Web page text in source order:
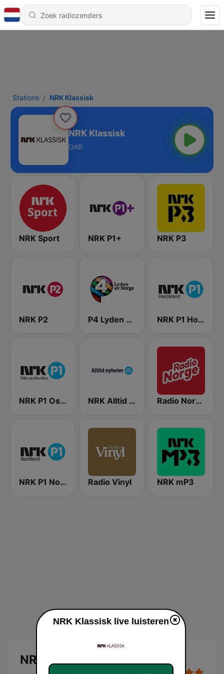
Stations NRK Klassisk
NRK Klassisk
DAB
NRK Sport NRK P1+ NRK P3
NRK P2 P4 Lyden av Norge NRK P1 Hordaland
NRK P1 Oslo og Akershus NRK Alltid Nyheter Radio Norge
NRK P1 Nordland Radio Vinyl NRK mP3
NRK Klassisk
NRK Klassisk live luisteren